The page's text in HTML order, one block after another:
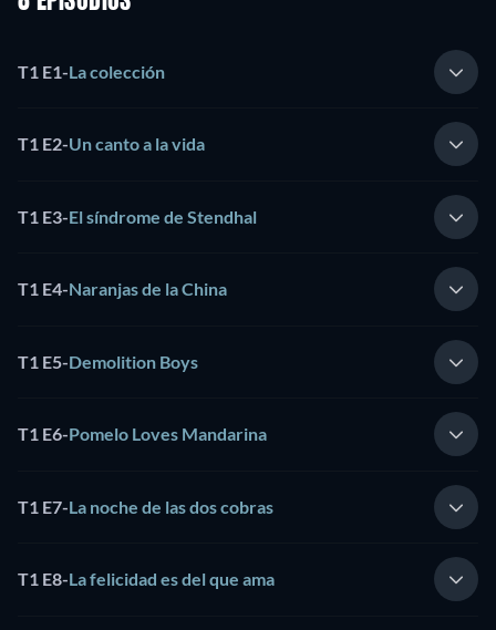
T1 E1-La colección
T1 E2-Un canto a la vida
T1 E3-El síndrome de Stendhal
T1 E4-Naranjas de la China
T1 E5-Demolition Boys
T1 E6-Pomelo Loves Mandarina
T1 E7-La noche de las dos cobras
T1 E8-La felicidad es del que ama